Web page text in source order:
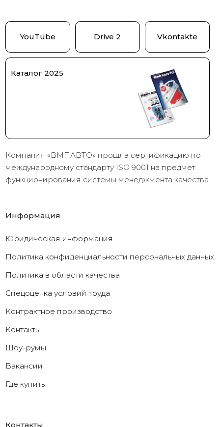
YouTube Drive 2 Vkontakte
Каталог 2025
Компания «ВМПАВТО» прошла сертификацию по
международному стандарту ISO 9001 на предмет
функционирования системы менеджмента качества.
Информация
Юридическая информация
Политика конфиденциальности персональных данных
Политика в области качества
Cпецоценка условий труда
Контрактное производство
Контакты
Шоу-румы
Вакансии
Где купить
Контакты